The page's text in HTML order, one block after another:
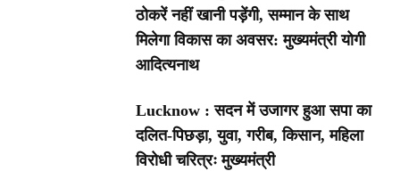
ठोकरें नहीं खानी पड़ेंगी, सम्मान के साथ
मिलेगा विकास का अवसर: मुख्यमंत्री योगी
आदित्यनाथ
Lucknow : सदन में उजागर हुआ सपा का
दलित-पिछड़ा, युवा, गरीब, किसान, महिला
विरोधी चरित्रः मुख्यमंत्री